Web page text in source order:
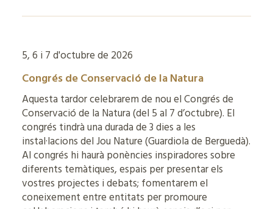
5, 6 i 7 d'octubre de 2026
Congrés de Conservació de la Natura
Aquesta tardor celebrarem de nou el Congrés de
Conservació de la Natura (del 5 al 7 d’octubre). El
congrés tindrà una durada de 3 dies a les
instal·lacions del Jou Nature (Guardiola de Berguedà).
Al congrés hi haurà ponències inspiradores sobre
diferents temàtiques, espais per presentar els
vostres projectes i debats; fomentarem el
coneixement entre entitats per promoure